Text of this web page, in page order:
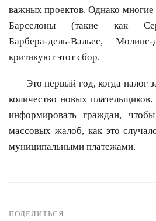
важных проектов. Однако
Барселоны (такие как
Барбера-дель-Вальес,
критикуют этот сбор.
Это первый год, когда налог
количество новых
информировать граждан,
массовых жалоб, как это
муниципальными платежами.
ПОДЕЛИТЬСЯ